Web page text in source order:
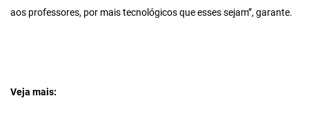
aos professores, por mais tecnológicos que esses sejam”, garante.
Veja mais: